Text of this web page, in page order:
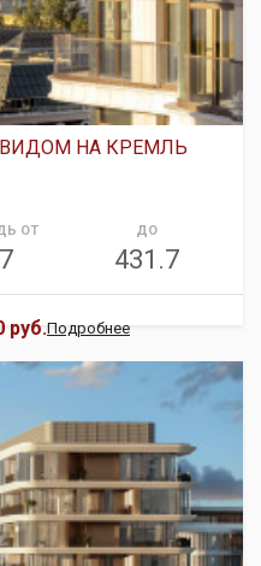
НА КРЕМЛЬ
ОТ ДО
431.7
руб.Подробнее